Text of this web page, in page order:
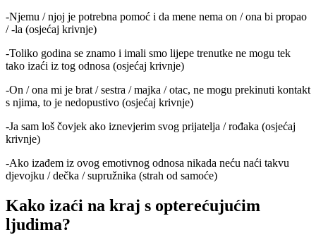
-Njemu / njoj je potrebna pomoć i da mene nema on / ona bi propao
/ -la (osjećaj krivnje)
-Toliko godina se znamo i imali smo lijepe trenutke ne mogu tek
tako izaći iz tog odnosa (osjećaj krivnje)
-On / ona mi je brat / sestra / majka / otac, ne mogu prekinuti kontakt
s njima, to je nedopustivo (osjećaj krivnje)
-Ja sam loš čovjek ako iznevjerim svog prijatelja / rođaka (osjećaj
krivnje)
-Ako izađem iz ovog emotivnog odnosa nikada neću naći takvu
djevojku / dečka / supružnika (strah od samoće)
Kako izaći na kraj s opterećujućim
ljudima?